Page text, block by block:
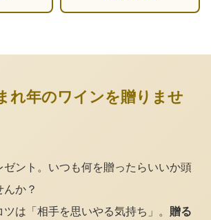
れ年のワインを贈りませ
ゼント。いつも何を贈ったらいいか頭
んか？
は「相手を思いやる気持ち」。 贈る